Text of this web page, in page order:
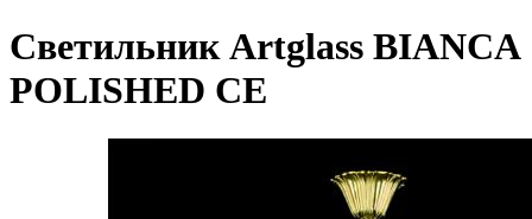
Светильник Artglass BIANCA
POLISHED CE